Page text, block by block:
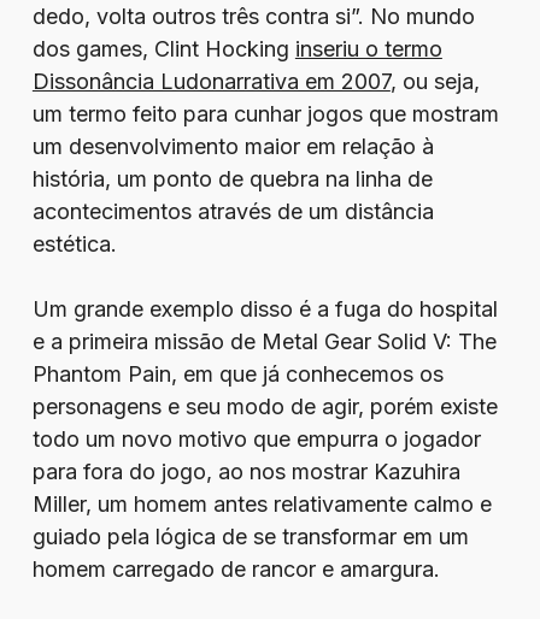
dedo, volta outros três contra si”. No mundo
dos games, Clint Hocking inseriu o termo
Dissonância Ludonarrativa em 2007, ou seja,
um termo feito para cunhar jogos que mostram
um desenvolvimento maior em relação à
história, um ponto de quebra na linha de
acontecimentos através de um distância
estética.
Um grande exemplo disso é a fuga do hospital
e a primeira missão de Metal Gear Solid V: The
Phantom Pain, em que já conhecemos os
personagens e seu modo de agir, porém existe
todo um novo motivo que empurra o jogador
para fora do jogo, ao nos mostrar Kazuhira
Miller, um homem antes relativamente calmo e
guiado pela lógica de se transformar em um
homem carregado de rancor e amargura.